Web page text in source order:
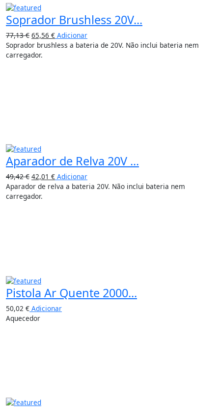
Soprador Brushless 20V...
77,13€ 65,56 € Adicionar
Soprador brushless a bateria de 20V. Não inclui bateria nem
carregador.
Aparador de Relva 20V ...
49,42€ 42,01 € Adicionar
Aparador de relva a bateria 20V. Não inclui bateria nem
carregador.
Pistola Ar Quente 2000...
50,02 € Adicionar
Aquecedor